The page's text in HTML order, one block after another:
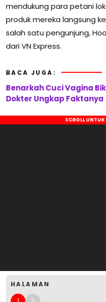
mendukung para petani
produk mereka langsung
salah satu pengunjung,
dari VN Express.
BACA JUGA:
Benarkah Cuci Vagina
Dokter Ungkap Faktanya
HALAMAN